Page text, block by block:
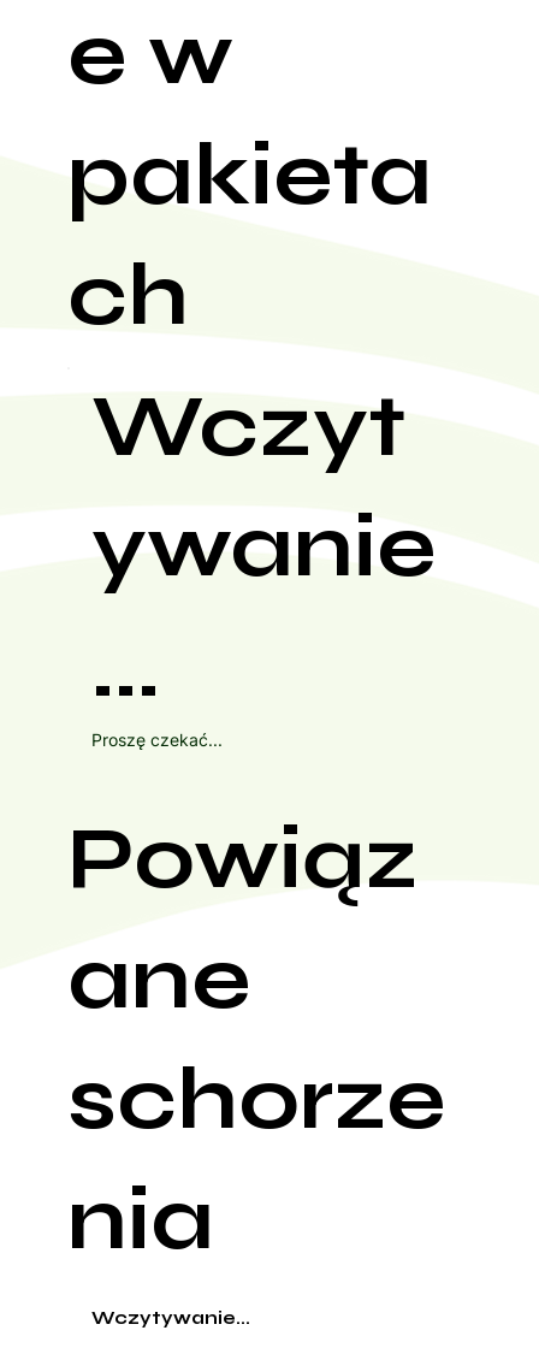
e w
pakieta
ch
Wczyt
ywanie
...
Proszę czekać...
Powiąz
ane
schorze
nia
Wczytywanie...